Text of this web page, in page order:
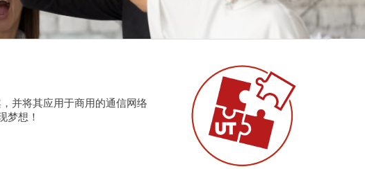
并将其应用于商用的通信网络
梦想！